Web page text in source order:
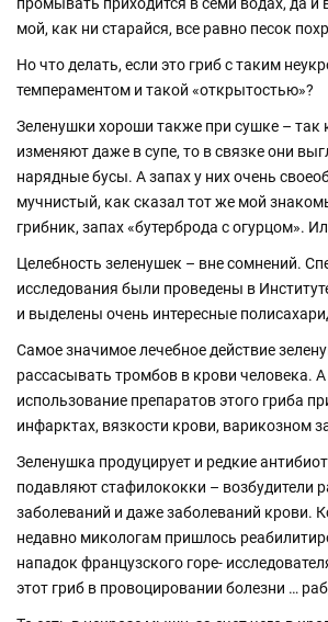
мой, как ни старайся, все равно песок
Но что делать, если это гриб с таким
темпераментом и такой «открытостью»?
Зеленушки хороши также при сушке – так
изменяют даже в супе, то в связке они
нарядные бусы. А запах у них очень
мучнистый, как сказал тот же мой
грибник, запах «бутерброда с огурцом».
Целебность зеленушек – вне сомнений.
исследования были проведены в
и выделены очень интересные
Самое значимое лечебное действие
рассасывать тромбов в крови человека. А
использование препаратов этого гриба
инфарктах, вязкости крови, варикозном
Зеленушка продуцирует и редкие
подавляют стафилококки – возбудители
заболеваний и даже заболеваний крови.
недавно микологам пришлось
нападок французского горе-
этот гриб в провоцировании болезни …